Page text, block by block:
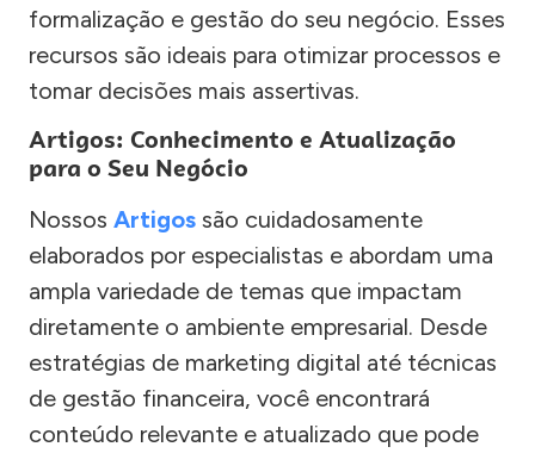
formalização e gestão do seu negócio. Esses
recursos são ideais para otimizar processos e
tomar decisões mais assertivas.
Artigos: Conhecimento e Atualização
para o Seu Negócio
Nossos Artigos são cuidadosamente
elaborados por especialistas e abordam uma
ampla variedade de temas que impactam
diretamente o ambiente empresarial. Desde
estratégias de marketing digital até técnicas
de gestão financeira, você encontrará
conteúdo relevante e atualizado que pode